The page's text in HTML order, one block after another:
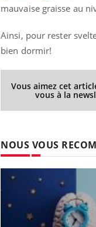
mauvaise graisse au
Ainsi, pour rester
bien dormir!
Vous aimez cet
vous à la
NOUS VOUS